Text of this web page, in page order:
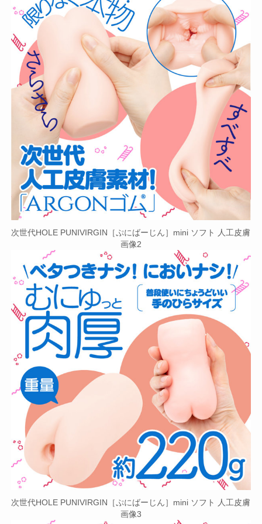
次世代HOLE PUNIVIRGIN［ぷにばーじん］mini ソフト 人工皮膚
画像2
次世代HOLE PUNIVIRGIN［ぷにばーじん］mini ソフト 人工皮膚
画像3